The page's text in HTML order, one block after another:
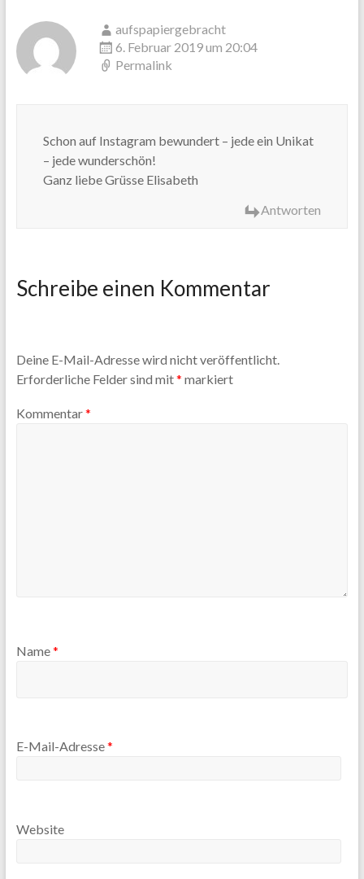
aufspapiergebracht
6. Februar 2019 um 20:04
Permalink
Schon auf Instagram bewundert – jede ein Unikat
– jede wunderschön!
Ganz liebe Grüsse Elisabeth
Antworten
Schreibe einen Kommentar
Deine E-Mail-Adresse wird nicht veröffentlicht.
Erforderliche Felder sind mit* markiert
Kommentar*
Name*
E-Mail-Adresse*
Website